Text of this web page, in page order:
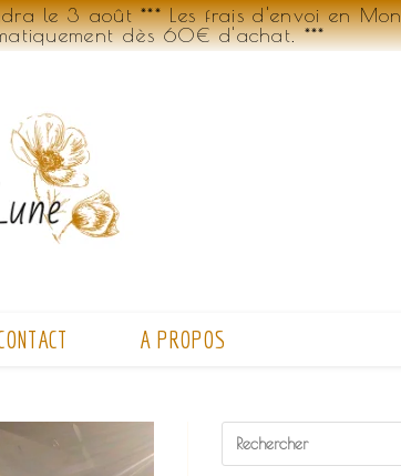
le 3 août *** Les frais d'envoi en
dès 60€ d'achat. ***
A PROPOS